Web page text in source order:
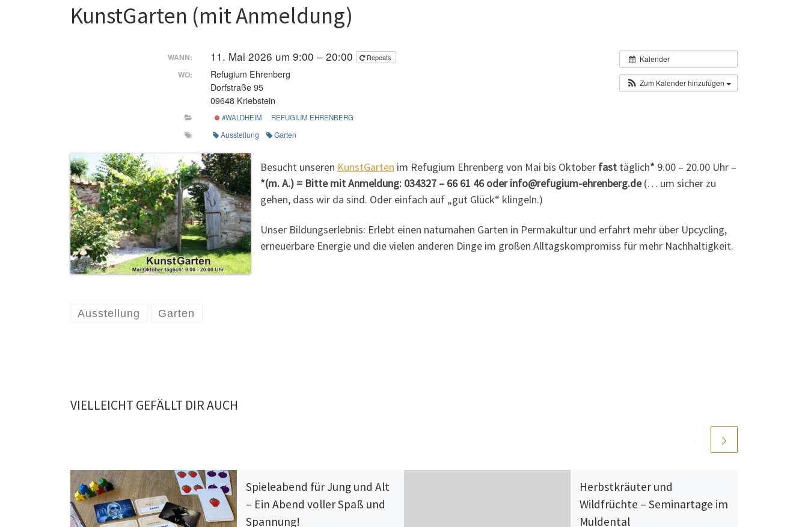
KunstGarten (mit Anmeldung)
Kalender
Zum Kalender hinzufügen
WANN: 11. Mai 2026 um 9:00 – 20:00 Repeats
WO:
Refugium Ehrenberg
Dorfstraße 95
09648 Kriebstein
#WALDHEIM REFUGIUM EHRENBERG
Ausstellung Garten
Besucht unseren KunstGarten im Refugium Ehrenberg von Mai bis Oktober fast täglich* 9.00 – 20.00 Uhr –
*(m. A.) = Bitte mit Anmeldung: 034327 – 66 61 46 oder info@refugium-ehrenberg.de(… um sicher zu
gehen, dass wir da sind. Oder einfach auf „gut Glück“ klingeln.)
Unser Bildungserlebnis: Erlebt einen naturnahen Garten in Permakultur und erfahrt mehr über Upcycling,
erneuerbare Energie und die vielen anderen Dinge im großen Alltagskompromiss für mehr Nachhaltigkeit.
Ausstellung Garten
VIELLEICHT GEFÄLLT DIR AUCH
Spieleabend für Jung und Alt
– Ein Abend voller Spaß und
Spannung!
Herbstkräuter und
Wildfrüchte – Seminartage im
Muldental